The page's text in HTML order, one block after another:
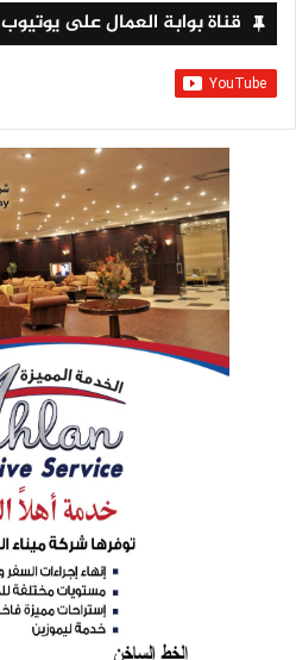
قناة بوابة العمال على يوتيوب